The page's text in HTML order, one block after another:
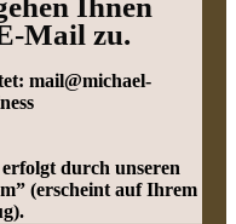
Ihnen
Mail zu.
mail@michael-
durch unseren
(erscheint auf Ihrem